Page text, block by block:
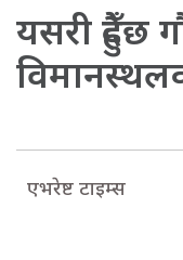
यसरी हुँदैछ
एभरेष्ट टाइम्स